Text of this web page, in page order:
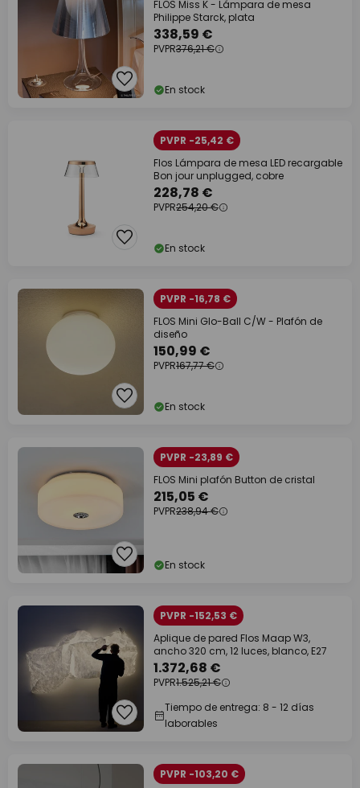
FLOS Miss K - Lámpara de mesa
Philippe Starck, plata
338,59 €
PVPR376,21 €
En stock
PVPR -25,42 €
Flos Lámpara de mesa LED recargable
Bon jour unplugged, cobre
228,78 €
PVPR254,20 €
En stock
PVPR -16,78 €
FLOS Mini Glo-Ball C/W - Plafón de
diseño
150,99 €
PVPR167,77 €
En stock
PVPR -23,89 €
FLOS Mini plafón Button de cristal
215,05 €
PVPR238,94 €
En stock
PVPR -152,53 €
Aplique de pared Flos Maap W3,
ancho 320 cm, 12 luces, blanco, E27
1.372,68 €
PVPR1.525,21 €
Tiempo de entrega: 8 - 12 días
laborables
PVPR -103,20 €